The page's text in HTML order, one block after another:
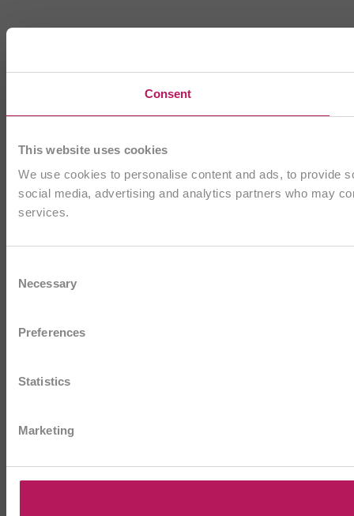
Consent
This website uses cookies
We use cookies to personalise content and ads, to provide
social media, advertising and analytics partners who may
services.
Selection
Necessary
Preferences
Statistics
Marketing